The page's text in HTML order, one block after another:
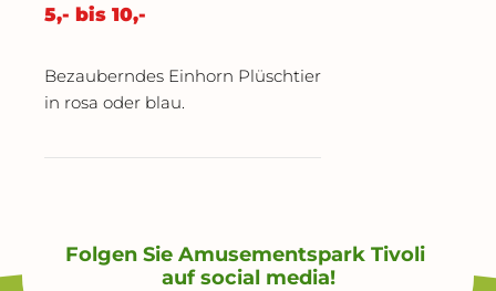
5,- bis 10,-
Bezauberndes Einhorn Plüschtier
in rosa oder blau.
Folgen Sie Amusementspark Tivoli
auf social media!